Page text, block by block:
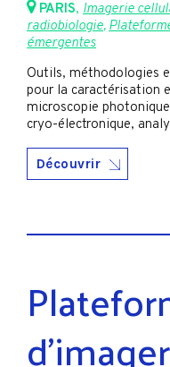
PARIS, Imagerie
radiobiologie,
émergentes
Outils, méthodologies
pour la caractérisation
microscopie
cryo-électronique,
Découvrir